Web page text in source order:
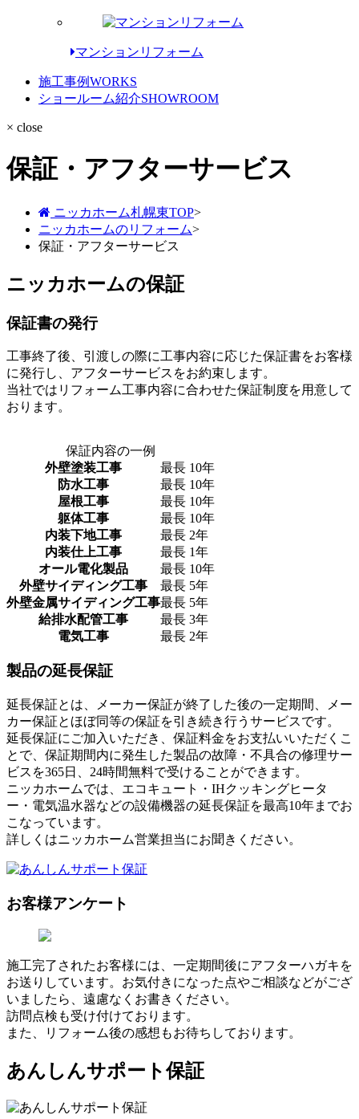
マンションリフォーム
施工事例WORKS
ショールーム紹介SHOWROOM
× close
保証・アフターサービス
ニッカホーム札幌東TOP>
ニッカホームのリフォーム>
保証・アフターサービス
ニッカホームの保証
保証書の発行
工事終了後、引渡しの際に工事内容に応じた保証書をお客様
に発行し、アフターサービスをお約束します。
当社ではリフォーム工事内容に合わせた保証制度を用意して
おります。
保証内容の一例
外壁塗装工事
最長 10年
防水工事
最長 10年
屋根工事
最長 10年
躯体工事
最長 10年
内装下地工事
最長 2年
内装仕上工事
最長 1年
オール電化製品
最長 10年
外壁サイディング工事
最長 5年
外壁金属サイディング工事最長 5年
給排水配管工事
最長 3年
電気工事
最長 2年
製品の延長保証
延長保証とは、メーカー保証が終了した後の一定期間、メー
カー保証とほぼ同等の保証を引き続き行うサービスです。
延長保証にご加入いただき、保証料金をお支払いいただくこ
とで、保証期間内に発生した製品の故障・不具合の修理サー
ビスを365日、24時間無料で受けることができます。
ニッカホームでは、エコキュート・IHクッキングヒータ
ー・電気温水器などの設備機器の延長保証を最高10年までお
こなっています。
詳しくはニッカホーム営業担当にお聞きください。
お客様アンケート
施工完了されたお客様には、一定期間後にアフターハガキを
お送りしています。お気付きになった点やご相談などがござ
いましたら、遠慮なくお書きください。
訪問点検も受け付けております。
また、リフォーム後の感想もお待ちしております。
あんしんサポート保証